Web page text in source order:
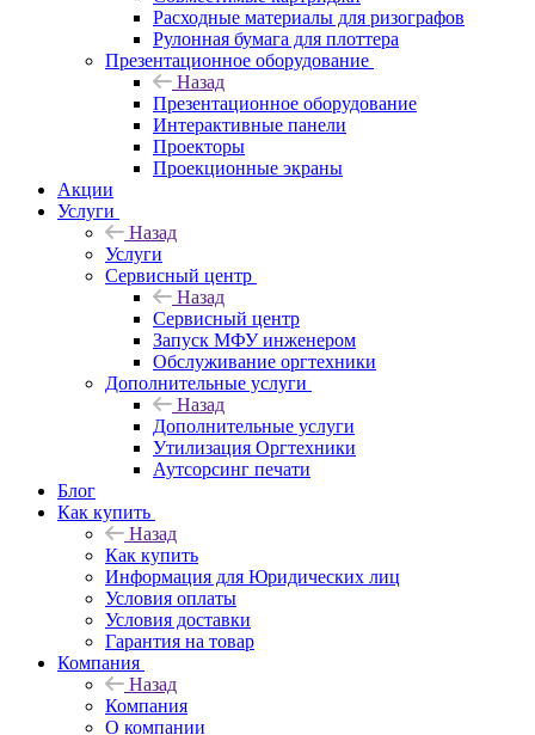
Расходные материалы для ризографов
Рулонная бумага для плоттера
Презентационное оборудование
Назад
Презентационное оборудование
Интерактивные панели
Проекторы
Проекционные экраны
Акции
Услуги
Назад
Услуги
Сервисный центр
Назад
Сервисный центр
Запуск МФУ инженером
Обслуживание оргтехники
Дополнительные услуги
Назад
Дополнительные услуги
Утилизация Оргтехники
Аутсорсинг печати
Блог
Как купить
Назад
Как купить
Информация для Юридических лиц
Условия оплаты
Условия доставки
Гарантия на товар
Компания
Назад
Компания
О компании